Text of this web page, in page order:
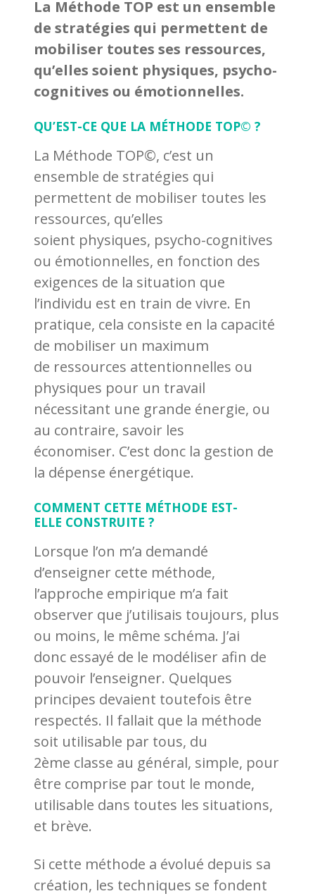
La Méthode TOP est un ensemble
de stratégies qui permettent de
mobiliser toutes ses ressources,
qu’elles soient physiques, psycho-
cognitives ou émotionnelles.
QU’EST-CE QUE LA MÉTHODE TOP© ?
La Méthode TOP©, c’est un
ensemble de stratégies qui
permettent de mobiliser toutes les
ressources, qu’elles
soient physiques, psycho-cognitives
ou émotionnelles, en fonction des
exigences de la situation que
l’individu est en train de vivre. En
pratique, cela consiste en la capacité
de mobiliser un maximum
de ressources attentionnelles ou
physiques pour un travail
nécessitant une grande énergie, ou
au contraire, savoir les
économiser. C’est donc la gestion de
la dépense énergétique.
COMMENT CETTE MÉTHODE EST-
ELLE CONSTRUITE ?
Lorsque l’on m’a demandé
d’enseigner cette méthode,
l’approche empirique m’a fait
observer que j’utilisais toujours, plus
ou moins, le même schéma. J’ai
donc essayé de le modéliser afin de
pouvoir l’enseigner. Quelques
principes devaient toutefois être
respectés. Il fallait que la méthode
soit utilisable par tous, du
2ème classe au général, simple, pour
être comprise par tout le monde,
utilisable dans toutes les situations,
et brève.
Si cette méthode a évolué depuis sa
création, les techniques se fondent